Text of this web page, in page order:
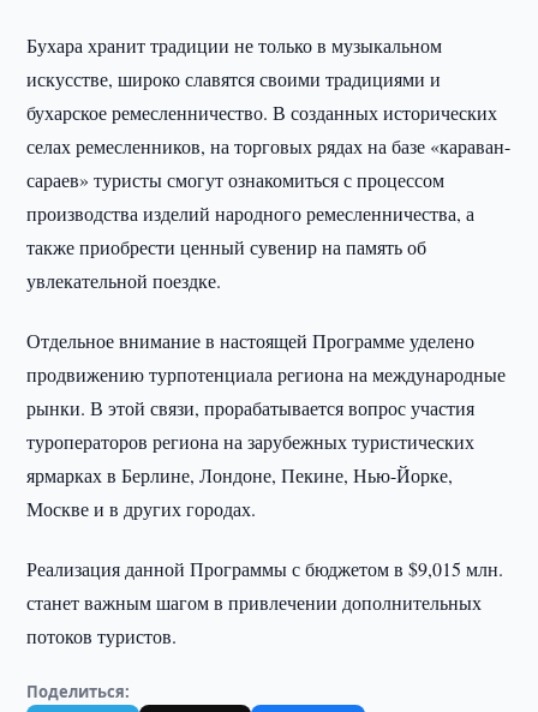
Бухара хранит традиции не только в музыкальном
искусстве, широко славятся своими традициями и
бухарское ремесленничество. В созданных исторических
селах ремесленников, на торговых рядах на базе «караван-
сараев» туристы смогут ознакомиться с процессом
производства изделий народного ремесленничества, а
также приобрести ценный сувенир на память об
увлекательной поездке.
Отдельное внимание в настоящей Программе уделено
продвижению турпотенциала региона на международные
рынки. В этой связи, прорабатывается вопрос участия
туроператоров региона на зарубежных туристических
ярмарках в Берлине, Лондоне, Пекине, Нью-Йорке,
Москве и в других городах.
Реализация данной Программы с бюджетом в $9,015 млн.
станет важным шагом в привлечении дополнительных
потоков туристов.
Поделиться: